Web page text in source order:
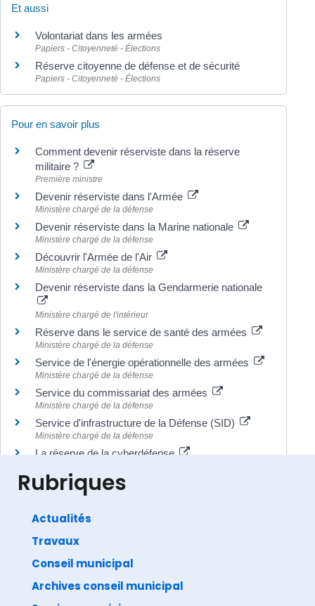
Et aussi
Volontariat dans les armées
Papiers - Citoyenneté - Élections
Réserve citoyenne de défense et de sécurité
Papiers - Citoyenneté - Élections
Pour en savoir plus
Comment devenir réserviste dans la réserve
militaire ?
Première ministre
Devenir réserviste dans l'Armée
Ministère chargé de la défense
Devenir réserviste dans la Marine nationale
Ministère chargé de la défense
Découvrir l'Armée de l'Air
Ministère chargé de la défense
Devenir réserviste dans la Gendarmerie nationale
Ministère chargé de l'intérieur
Réserve dans le service de santé des armées
Ministère chargé de la défense
Service de l'énergie opérationnelle des armées
Ministère chargé de la défense
Service du commissariat des armées
Ministère chargé de la défense
Service d'infrastructure de la Défense (SID)
Ministère chargé de la défense
La réserve de la cyberdéfense
Direction de l'information légale et administrative
Rubriques
Actualités
Travaux
Conseil municipal
Archives conseil municipal